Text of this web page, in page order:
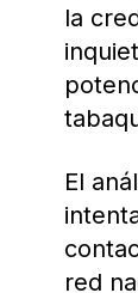
la
El
red